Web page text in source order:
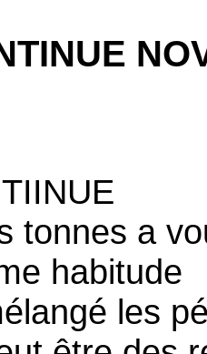
tonnes a
habitude
les